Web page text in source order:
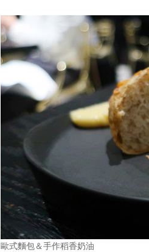
歐式麵包＆手作稻香奶油